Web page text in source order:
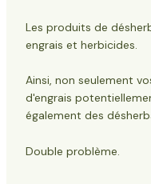
Les produits de
engrais et herbicides.
Ainsi, non seulement
d'engrais
également des
Double problème.